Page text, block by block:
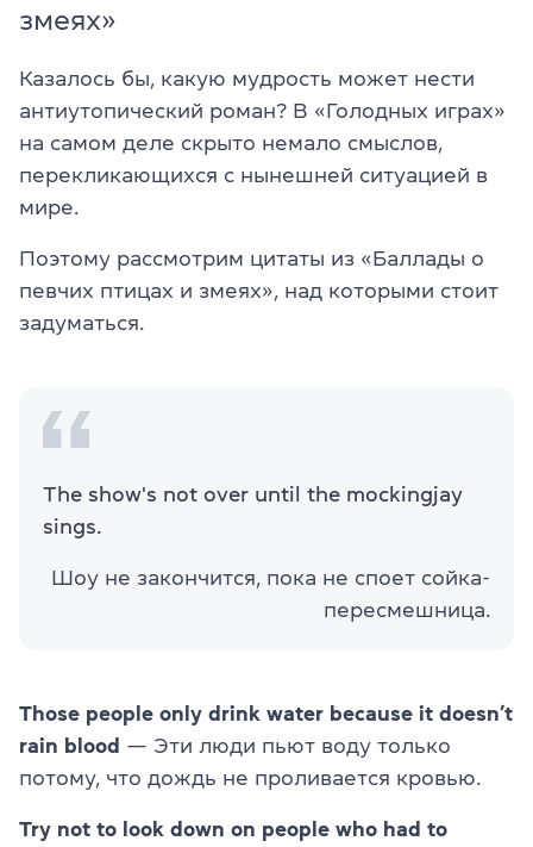
змеях»
Казалось бы, какую мудрость может нести
антиутопический роман? В «Голодных играх»
на самом деле скрыто немало смыслов,
перекликающихся с нынешней ситуацией в
мире.
Поэтому рассмотрим цитаты из «Баллады о
певчих птицах и змеях», над которыми стоит
задуматься.
The show's not over until the mockingjay
sings.
Шоу не закончится, пока не споет сойка-
пересмешница.
Those people only drink water because it doesn’t
rain blood — Эти люди пьют воду только
потому, что дождь не проливается кровью.
Try not to look down on people who had to